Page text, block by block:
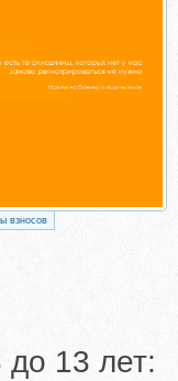
взносов
до 13 лет: